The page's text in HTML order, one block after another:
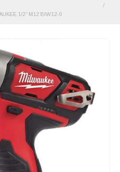
1/2” M12 BIW12-0